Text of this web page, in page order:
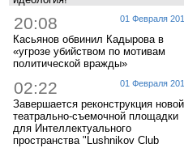
01 Февраля
20:08
Касьянов обвинил Кадырова в
«угрозе убийством по мотивам
политической вражды»
01 Февраля
02:22
Завершается реконструкция новой
театрально-съемочной площадки
для Интеллектуального
пространства "Lushnikov Club